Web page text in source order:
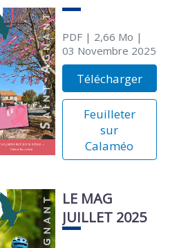
PDF| 2,66 Mo |
03 Novembre 2025
Télécharger
Feuilleter
sur
Calaméo
LE MAG
JUILLET 2025